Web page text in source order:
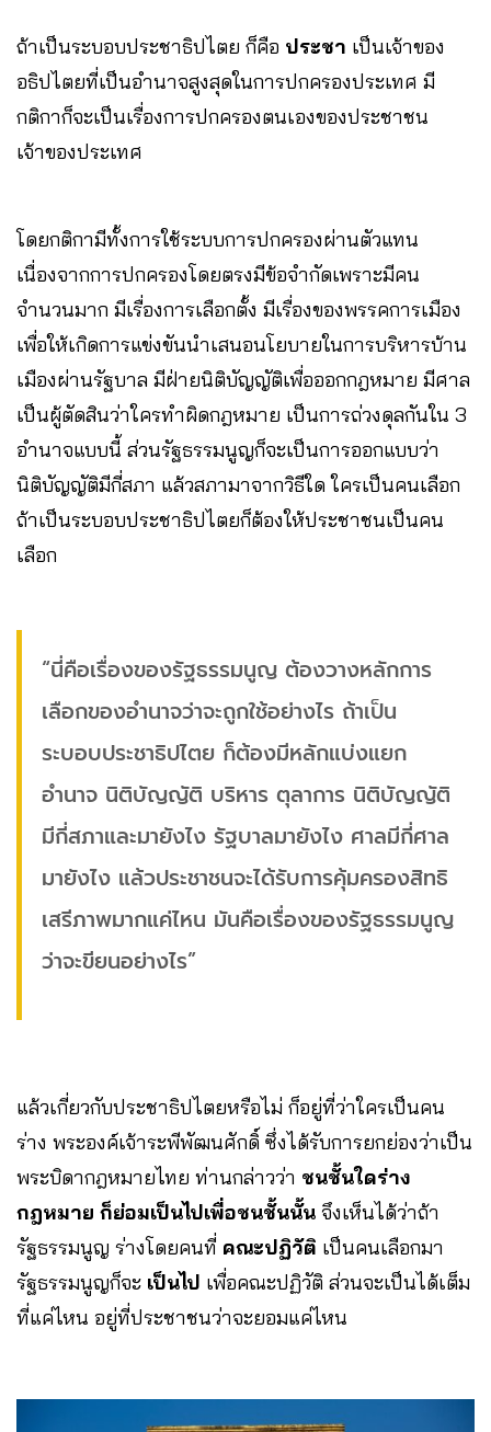
ถ้าเป็นระบอบประชาธิปไตย ก็คือ ประชา เป็นเจ้าของ
อธิปไตยที่เป็นอำนาจสูงสุดในการปกครองประเทศ มี
กติกาก็จะเป็นเรื่องการปกครองตนเองของประชาชน
เจ้าของประเทศ
โดยกติกามีทั้งการใช้ระบบการปกครองผ่านตัวแทน
เนื่องจากการปกครองโดยตรงมีข้อจำกัดเพราะมีคน
จำนวนมาก มีเรื่องการเลือกตั้ง มีเรื่องของพรรคการเมือง
เพื่อให้เกิดการแข่งขันนำเสนอนโยบายในการบริหารบ้าน
เมืองผ่านรัฐบาล มีฝ่ายนิติบัญญัติเพื่อออกกฎหมาย มีศาล
เป็นผู้ตัดสินว่าใครทำผิดกฎหมาย เป็นการถ่วงดุลกันใน 3
อำนาจแบบนี้ ส่วนรัฐธรรมนูญก็จะเป็นการออกแบบว่า
นิติบัญญัติมีกี่สภา แล้วสภามาจากวิธีใด ใครเป็นคนเลือก
ถ้าเป็นระบอบประชาธิปไตยก็ต้องให้ประชาชนเป็นคน
เลือก
“นี่คือเรื่องของรัฐธรรมนูญ ต้องวางหลักการ
เลือกของอำนาจว่าจะถูกใช้อย่างไร ถ้าเป็น
ระบอบประชาธิปไตย ก็ต้องมีหลักแบ่งแยก
อำนาจ นิติบัญญัติ บริหาร ตุลาการ นิติบัญญัติ
มีกี่สภาและมายังไง รัฐบาลมายังไง ศาลมีกี่ศาล
มายังไง แล้วประชาชนจะได้รับการคุ้มครองสิทธิ
เสรีภาพมากแค่ไหน มันคือเรื่องของรัฐธรรมนูญ
ว่าจะขียนอย่างไร”
แล้วเกี่ยวกับประชาธิปไตยหรือไม่ ก็อยู่ที่ว่าใครเป็นคน
ร่าง พระองค์เจ้าระพีพัฒนศักดิ์ ซึ่งได้รับการยกย่องว่าเป็น
พระบิดากฎหมายไทย ท่านกล่าวว่า ชนชั้นใดร่าง
กฎหมาย ก็ย่อมเป็นไปเพื่อชนชั้นนั้น จึงเห็นได้ว่าถ้า
รัฐธรรมนูญ ร่างโดยคนที่ คณะปฏิวัติ เป็นคนเลือกมา
รัฐธรรมนูญก็จะ เป็นไป เพื่อคณะปฏิวัติ ส่วนจะเป็นได้เต็ม
ที่แค่ไหน อยู่ที่ประชาชนว่าจะยอมแค่ไหน